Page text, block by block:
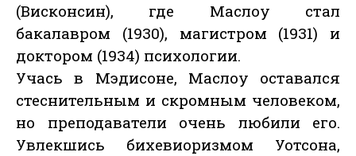
(Висконсин), где Маслоу стал
бакалавром (1930), магистром (1931) и
доктором (1934) психологии.
Учась в Мэдисоне, Маслоу оставался
стеснительным и скромным человеком,
но преподаватели очень любили его.
Увлекшись бихевиоризмом Уотсона,